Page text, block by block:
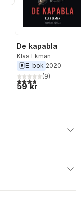
antal röster:
De kapabla
Klas Ekman
E-bok 2020
3,7utav 5 stjärnor.
(9)
59 kr